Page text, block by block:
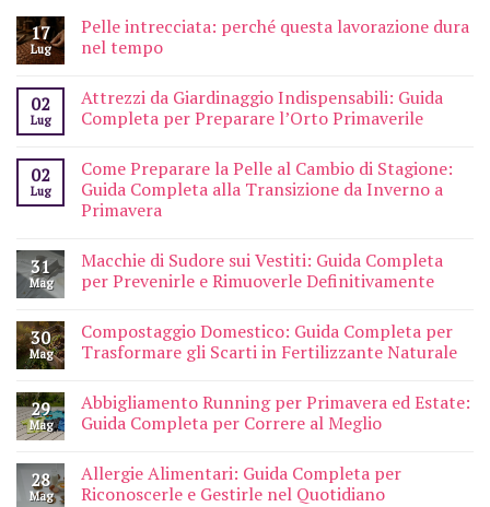
17
Lug
Pelle intrecciata: perché questa lavorazione dura
nel tempo
02
Lug
Attrezzi da Giardinaggio Indispensabili: Guida
Completa per Preparare l’Orto Primaverile
02
Lug
Come Preparare la Pelle al Cambio di Stagione:
Guida Completa alla Transizione da Inverno a
Primavera
31
Mag
Macchie di Sudore sui Vestiti: Guida Completa
per Prevenirle e Rimuoverle Definitivamente
30
Mag
Compostaggio Domestico: Guida Completa per
Trasformare gli Scarti in Fertilizzante Naturale
29
Mag
Abbigliamento Running per Primavera ed Estate:
Guida Completa per Correre al Meglio
28
Mag
Allergie Alimentari: Guida Completa per
Riconoscerle e Gestirle nel Quotidiano